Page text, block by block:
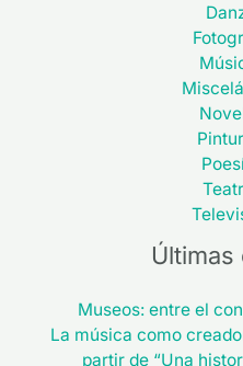
Últimas
Museos: entre el
La música como
partir de “Una